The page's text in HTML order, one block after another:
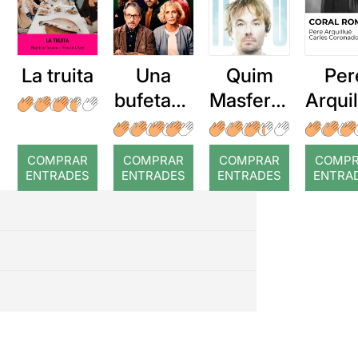
Per poder veure la ressenya
original, només cal clicar en
aquest
ENLLAÇ
La truita
COMPRAR
ENTRADES
Una
bufetada
a temps
COMPRAR
ENTRADES
Quim
Masferre
r: Temps
COMPRAR
ENTRADES
: